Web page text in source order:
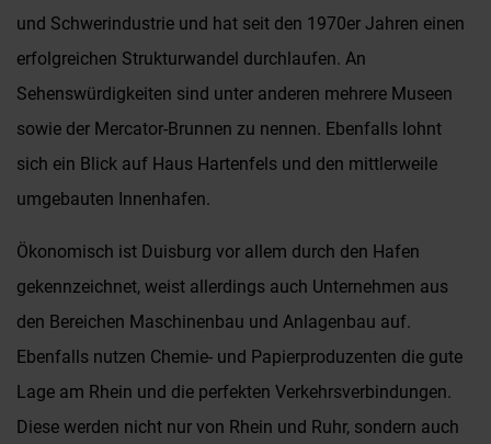
und Schwerindustrie und hat seit den 1970er Jahren einen
erfolgreichen Strukturwandel durchlaufen. An
Sehenswürdigkeiten sind unter anderen mehrere Museen
sowie der Mercator-Brunnen zu nennen. Ebenfalls lohnt
sich ein Blick auf Haus Hartenfels und den mittlerweile
umgebauten Innenhafen.
Ökonomisch ist Duisburg vor allem durch den Hafen
gekennzeichnet, weist allerdings auch Unternehmen aus
den Bereichen Maschinenbau und Anlagenbau auf.
Ebenfalls nutzen Chemie- und Papierproduzenten die gute
Lage am Rhein und die perfekten Verkehrsverbindungen.
Diese werden nicht nur von Rhein und Ruhr, sondern auch